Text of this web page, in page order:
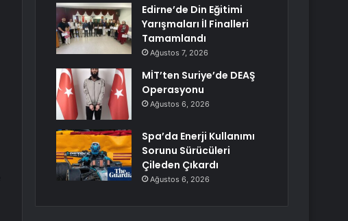
Edirne’de Din Eğitimi
Yarışmaları İl Finalleri
Tamamlandı
Ağustos 7, 2026
MİT’ten Suriye’de DEAŞ
Operasyonu
Ağustos 6, 2026
Spa’da Enerji Kullanımı
Sorunu Sürücüleri
Çileden Çıkardı
Ağustos 6, 2026